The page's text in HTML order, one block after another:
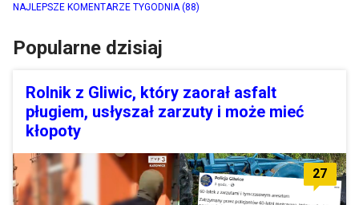
NAJLEPSZE KOMENTARZE TYGODNIA (88)
Popularne dzisiaj
Rolnik z Gliwic, który zaorał asfalt
pługiem, usłyszał zarzuty i może mieć
kłopoty
27